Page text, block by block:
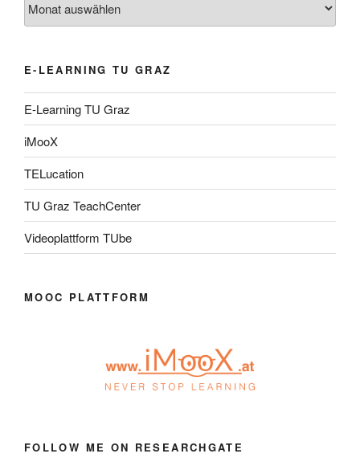
E-LEARNING TU GRAZ
E-Learning TU Graz
iMooX
TELucation
TU Graz TeachCenter
Videoplattform TUbe
MOOC PLATTFORM
FOLLOW ME ON RESEARCHGATE